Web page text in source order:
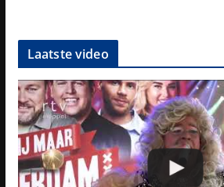
Laatste video